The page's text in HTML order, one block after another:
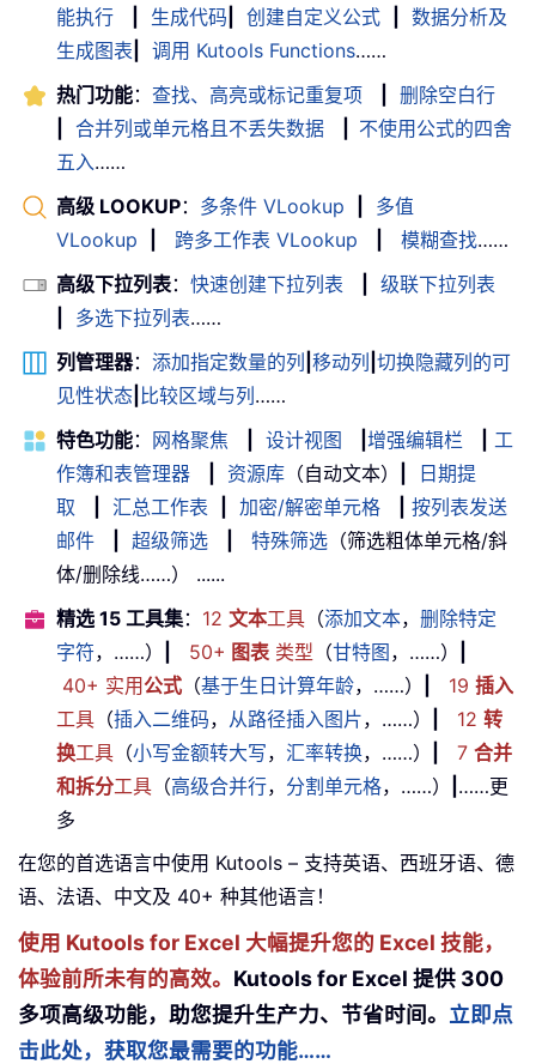
能执行
生成代码 创建自定义公式
数据分析及
生成图表
调用 Kutools Functions……
热门功能： 查找、高亮或标记重复项
删除空白行
合并列或单元格且不丢失数据
不使用公式的四舍
五入……
高级 LOOKUP： 多条件 VLookup
多值
VLookup
跨多工作表 VLookup 模糊查找……
高级下拉列表： 快速创建下拉列表
级联下拉列表
多选下拉列表……
列管理器： 添加指定数量的列 移动列 切换隐藏列的可
见性状态 比较区域与列……
特色功能： 网格聚焦 设计视图 增强编辑栏
工
作簿和表管理器
资源库 （自动文本）
日期提
取
汇总工作表 加密/解密单元格
按列表发送
邮件
超级筛选 特殊筛选 （筛选粗体单元格/斜
体/删除线……） ......
精选 15 工具集： 12 文本工具 （添加文本， 删除特定
字符，……） 50+ 图表 类型 （甘特图，……）
40+ 实用公式 （基于生日计算年龄，……） 19 插入
工具 （插入二维码， 从路径插入图片，……） 12 转
换工具 （小写金额转大写， 汇率转换，……） 7 合并
和拆分工具 （高级合并行， 分割单元格，……）
……更
多
在您的首选语言中使用 Kutools – 支持英语、西班牙语、德
语、法语、中文及 40+ 种其他语言！
使用 Kutools for Excel 大幅提升您的 Excel 技能，
体验前所未有的高效。 Kutools for Excel 提供 300
多项高级功能，助您提升生产力、节省时间。 立即点
击此处，获取您最需要的功能……